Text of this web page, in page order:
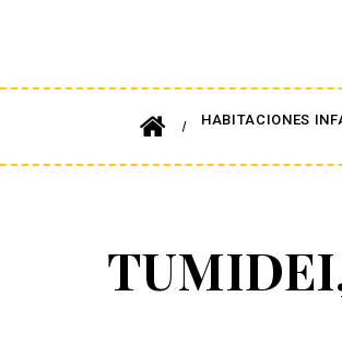
HABITACIONES